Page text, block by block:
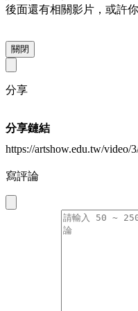
後面還有相關影片，或許
關閉
分享
分享鏈結
https://artshow.edu.tw/video/
寫評論